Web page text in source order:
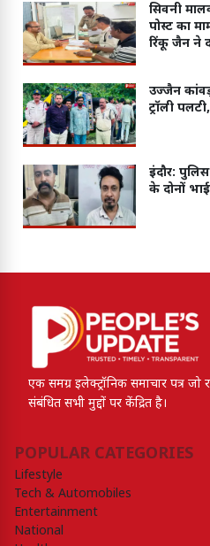
सिवनी
पोस्ट का
रिंकू जैन ने
उज्जैन
ट्रॉली
इंदौर:
के दोनों
एक समग्र इलेक्ट्रॉनिक समाचार पत्र जो
संबंधित सभी मुद्दों पर केंद्रित है।
POPULAR CATEGORIES
Lifestyle
Tech & Automobiles
Entertainment
National